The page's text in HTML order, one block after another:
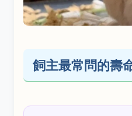
飼主最常問的壽